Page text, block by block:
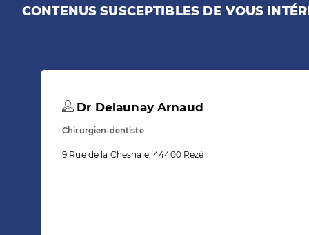
CONTENUS SUSCEPTIBLES DE VOUS
Dr Delaunay Arnaud
Chirurgien-dentiste
9 Rue de la Chesnaie, 44400 Rezé